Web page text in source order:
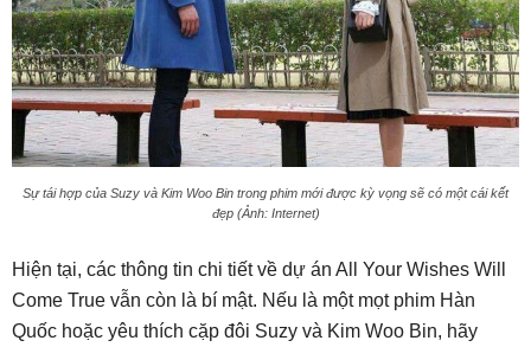
Sự tái hợp của Suzy và Kim Woo Bin trong phim mới được kỳ vọng sẽ có một cái kết
đẹp (Ảnh: Internet)
Hiện tại, các thông tin chi tiết về dự án All Your Wishes Will
Come True vẫn còn là bí mật. Nếu là một mọt phim Hàn
Quốc hoặc yêu thích cặp đôi Suzy và Kim Woo Bin, hãy